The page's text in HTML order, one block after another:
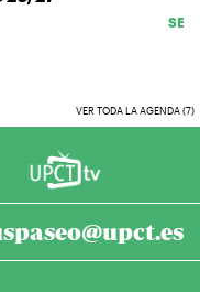
SEP.
VER TODA LA AGENDA (7)